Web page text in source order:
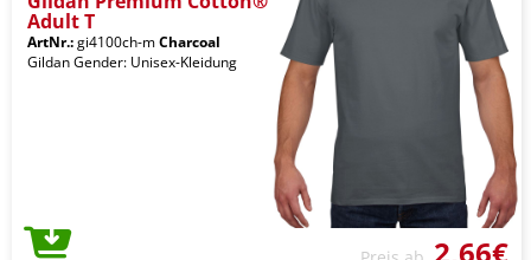
Adult T
ArtNr.:gi4100ch-mCharcoal
Gildan Gender: Unisex-Kleidung